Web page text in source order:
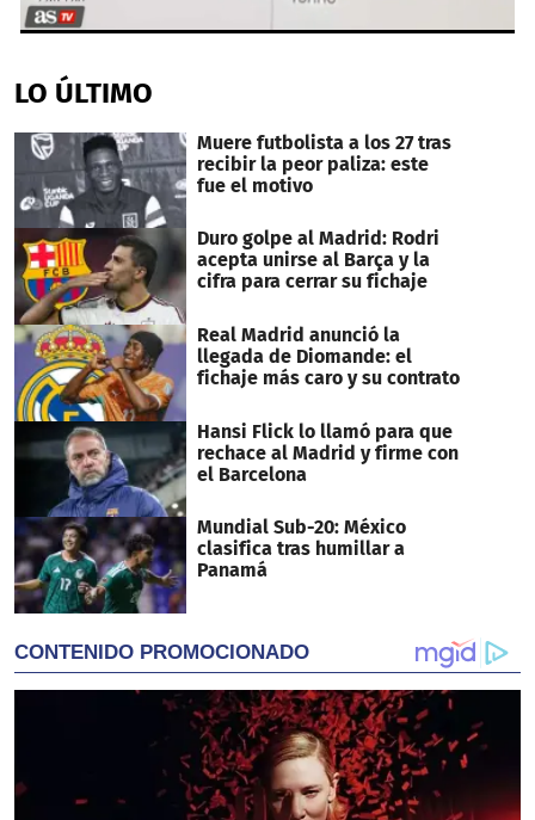
of
31
LO ÚLTIMO
Muere futbolista a los 27 tras
recibir la peor paliza: este
fue el motivo
Duro golpe al Madrid: Rodri
acepta unirse al Barça y la
cifra para cerrar su fichaje
Real Madrid anunció la
llegada de Diomande: el
fichaje más caro y su contrato
Hansi Flick lo llamó para que
rechace al Madrid y firme con
el Barcelona
Mundial Sub-20: México
clasifica tras humillar a
Panamá